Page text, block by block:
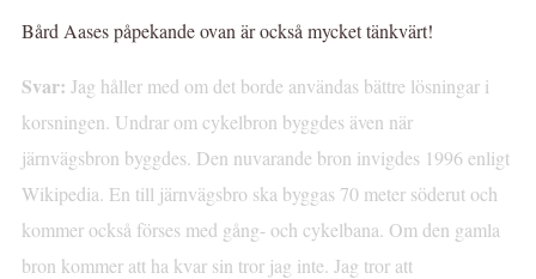
Bård Aases påpekande ovan är också mycket tänkvärt!
Svar: Jag håller med om det borde användas bättre lösningar i
korsningen. Undrar om cykelbron byggdes även när
järnvägsbron byggdes. Den nuvarande bron invigdes 1996 enligt
Wikipedia. En till järnvägsbro ska byggas 70 meter söderut och
kommer också förses med gång- och cykelbana. Om den gamla
bron kommer att ha kvar sin tror jag inte. Jag tror att